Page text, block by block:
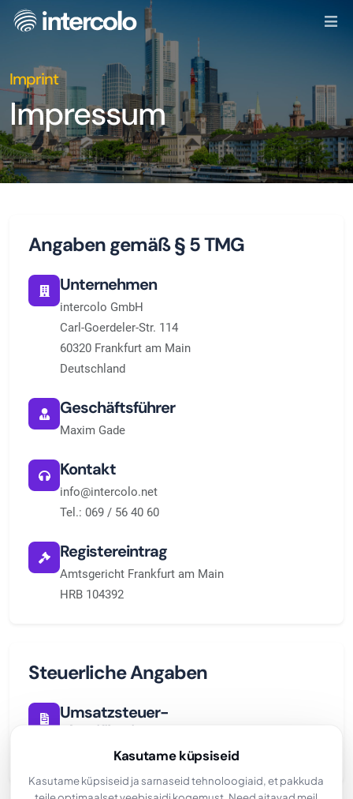
Kasutame küpsiseid
Kasutame küpsiseid ja sarnaseid tehnoloogiaid, et pakkuda
teile optimaalset veebisaidi kogemust. Need aitavad meil
Imprint
Impressum
Angaben gemäß § 5 TMG
Unternehmen
intercolo GmbH
Carl-Goerdeler-Str. 114
60320 Frankfurt am Main
Deutschland
Geschäftsführer
Maxim Gade
Kontakt
info@intercolo.net
Tel.: 069 / 56 40 60
Registereintrag
Amtsgericht Frankfurt am Main
HRB 104392
Steuerliche Angaben
Umsatzsteuer-
Identifikationsnummer
DE305608622